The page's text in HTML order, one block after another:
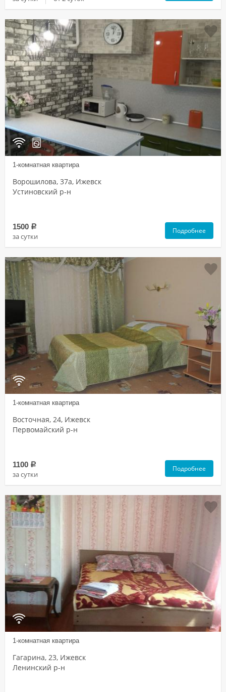
1-комнатная квартира
Ворошилова, 37а, Ижевск
Устиновский р-н
1500 a
за сутки
Подробнее
1-комнатная квартира
Восточная, 24, Ижевск
Первомайский р-н
1100 a
за сутки
Подробнее
1-комнатная квартира
Гагарина, 23, Ижевск
Ленинский р-н